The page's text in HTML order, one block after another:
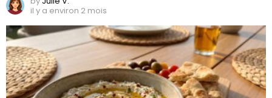
il y a environ 2 mois